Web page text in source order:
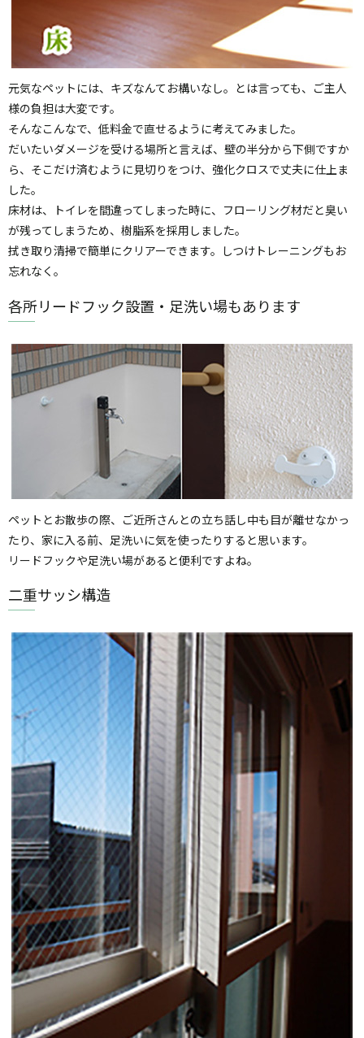
元気なペットには、キズなんてお構いなし。とは言っても、ご主人
様の負担は大変です。
そんなこんなで、低料金で直せるように考えてみました。
だいたいダメージを受ける場所と言えば、壁の半分から下側ですか
ら、そこだけ済むように見切りをつけ、強化クロスで丈夫に仕上ま
した。
床材は、トイレを間違ってしまった時に、フローリング材だと臭い
が残ってしまうため、樹脂系を採用しました。
拭き取り清掃で簡単にクリアーできます。しつけトレーニングもお
忘れなく。
各所リードフック設置・足洗い場もあります
ペットとお散歩の際、ご近所さんとの立ち話し中も目が離せなかっ
たり、家に入る前、足洗いに気を使ったりすると思います。
リードフックや足洗い場があると便利ですよね。
二重サッシ構造